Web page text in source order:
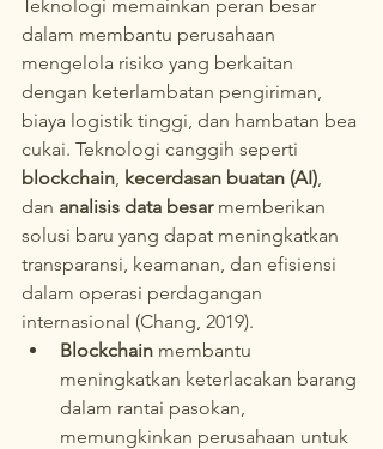
Teknologi memainkan peran besar
dalam membantu perusahaan
mengelola risiko yang berkaitan
dengan keterlambatan pengiriman,
biaya logistik tinggi, dan hambatan bea
cukai. Teknologi canggih seperti
blockchain kecerdasan buatan (AI)
dan analisis data besar memberikan
solusi baru yang dapat meningkatkan
transparansi, keamanan, dan efisiensi
dalam operasi perdagangan
internasional (Chang, 2019).
Blockchain membantu
meningkatkan keterlacakan barang
dalam rantai pasokan,
memungkinkan perusahaan untuk